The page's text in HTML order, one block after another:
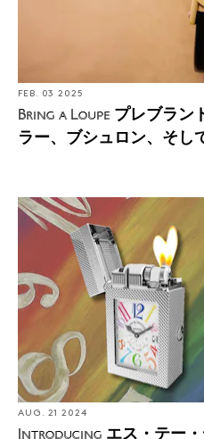
FEB. 03 2025
Bring a Loupe プレブラン
ラー、ブシュロン、そし
AUG. 21 2024
Introducing エス・テー